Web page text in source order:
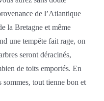
de l’Atlantique
la Bretagne et même
une tempête fait rage, on
seront déracinés,
de toits emportés. En
sommes, tout tienne bon et